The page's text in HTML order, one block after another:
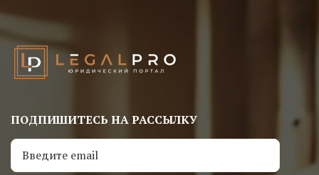
ПОДПИШИТЕСЬ НА РАССЫЛКУ